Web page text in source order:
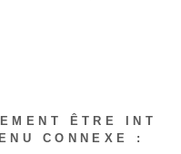
ÊTRE INT
CONNEXE :